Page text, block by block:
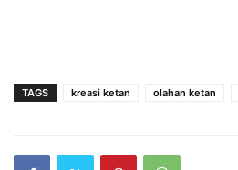
TAGS kreasi ketan olahan ketan